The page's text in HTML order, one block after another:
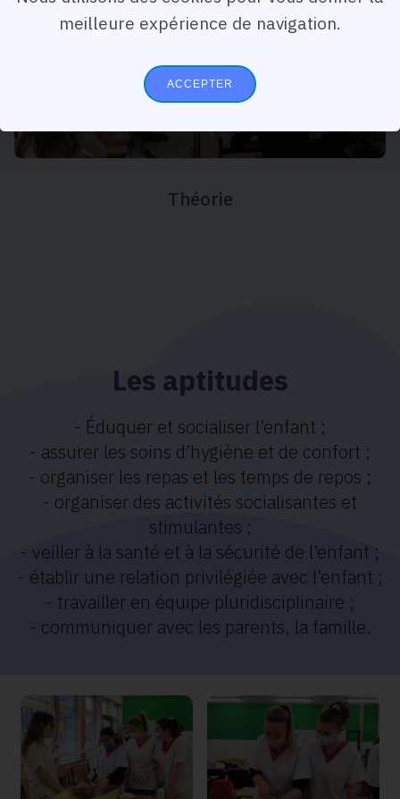
Théorie
Les aptitudes
- Éduquer et socialiser l’enfant ;
- assurer les soins d’hygiène et de confort ;
- organiser les repas et les temps de repos ;
- organiser des activités socialisantes et
stimulantes ;
- veiller à la santé et à la sécurité de l’enfant ;
- établir une relation privilégiée avec l’enfant ;
- travailler en équipe pluridisciplinaire ;
- communiquer avec les parents, la famille.
meilleure expérience de navigation.
ACCEPTER